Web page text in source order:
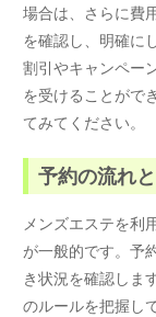
場合は、さらに費
を確認し、明確に
割引やキャンペー
を受けることがで
てみてください。
予約の流れ
メンズエステを利
が一般的です。予
き状況を確認しま
のルールを把握し